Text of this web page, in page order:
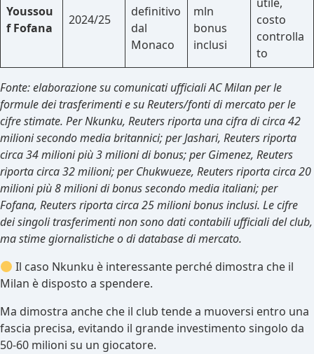
Youssou
f Fofana
2024/25
definitivo
dal
Monaco
mln
bonus
inclusi
costo
controlla
to
Fonte: elaborazione su comunicati ufficiali AC Milan per le
formule dei trasferimenti e su Reuters/fonti di mercato per le
cifre stimate. Per Nkunku, Reuters riporta una cifra di circa 42
milioni secondo media britannici; per Jashari, Reuters riporta
circa 34 milioni più 3 milioni di bonus; per Gimenez, Reuters
riporta circa 32 milioni; per Chukwueze, Reuters riporta circa 20
milioni più 8 milioni di bonus secondo media italiani; per
Fofana, Reuters riporta circa 25 milioni bonus inclusi. Le cifre
dei singoli trasferimenti non sono dati contabili ufficiali del club,
ma stime giornalistiche o di database di mercato.
Il caso Nkunku è interessante perché dimostra che il
Milan è disposto a spendere.
Ma dimostra anche che il club tende a muoversi entro una
fascia precisa, evitando il grande investimento singolo da
50-60 milioni su un giocatore.